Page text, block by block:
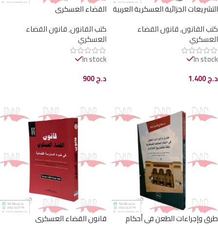
التشريعات الجزائية العسكرية العربية
كتب القانون,قانون القضاء
العسكري
In stock
د.ج
القضاء العسكري
كتب القانون,قانون القضاء
العسكري
In stock
د.ج
طرق وإجراءات الطعن في أحكام
قانون القضاء العسكري